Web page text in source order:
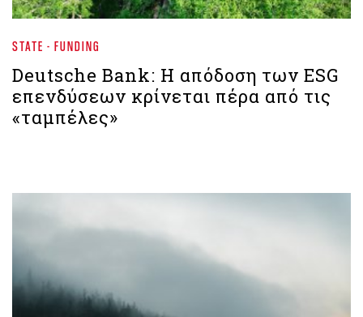
STATE - FUNDING
Deutsche Bank: Η απόδοση των ESG
επενδύσεων κρίνεται πέρα από τις
«ταμπέλες»